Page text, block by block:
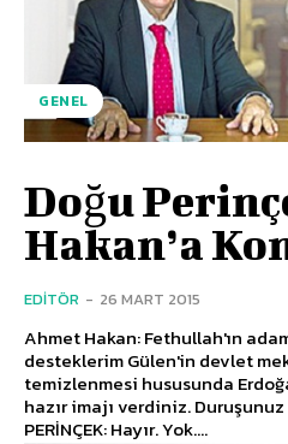
GENEL
Doğu
Hakan’a
EDITÖR - 26 MART 2015
Ahmet Hakan: Fethullah'ın
desteklerim Gülen'in devlet
temizlenmesi hususunda
hazır imajı verdiniz. Duruşunuz
PERİNÇEK: Hayır. Yok....